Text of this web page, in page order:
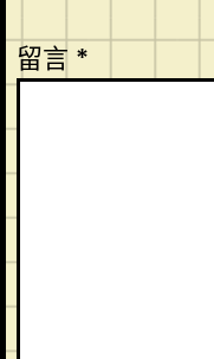
留言 *